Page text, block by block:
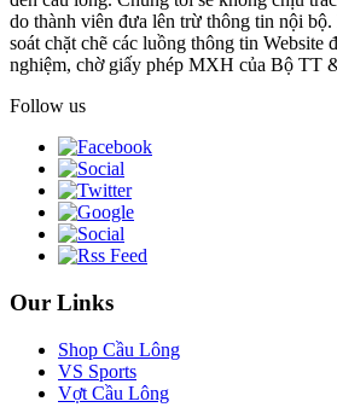
do thành viên đưa lên trừ thông tin nội
soát chặt chẽ các luồng thông tin Website
nghiệm, chờ giấy phép MXH của Bộ TT
Follow us
Our Links
Shop Cầu Lông
VS Sports
Vợt Cầu Lông